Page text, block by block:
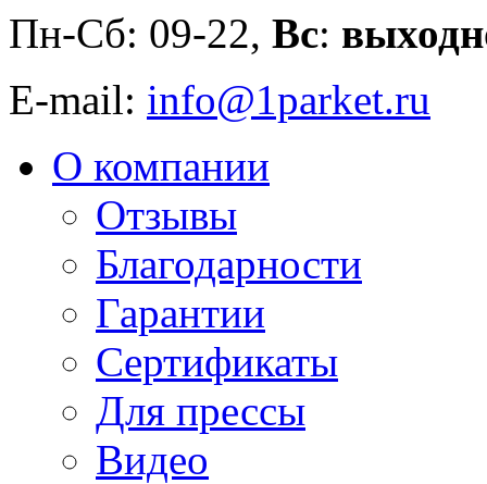
Пн-Сб: 09-22, Вс:
E-mail: info@1parket.ru
О компании
Отзывы
Благодарности
Гарантии
Сертификаты
Для прессы
Видео